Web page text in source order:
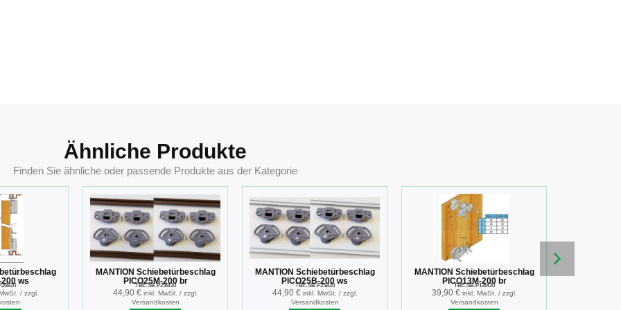
Ähnliche Produkte
Finden Sie ähnliche oder passende Produkte aus der Kategorie
ws
/ zzgl.
MANTION Schiebetürbeschlag
PICO25M-200 br
TBE-SB-P25M20
44,90 € inkl. MwSt. / zzgl.
Versandkosten
MANTION Schiebetürbeschlag
PICO25B-200 ws
TBE-SB-P25B20
44,90 € inkl. MwSt. / zzgl.
Versandkosten
MANTION Schiebetürbeschlag
PICO13M-200 br
TBE-SB-P13M20
39,90 € inkl. MwSt. / zzgl.
Versandkosten